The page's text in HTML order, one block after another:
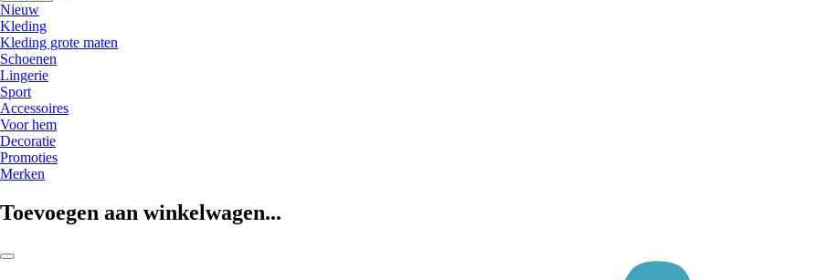
Nieuw
Kleding
Kleding grote maten
Schoenen
Lingerie
Sport
Accessoires
Voor hem
Decoratie
Promoties
Merken
Toevoegen aan winkelwagen...